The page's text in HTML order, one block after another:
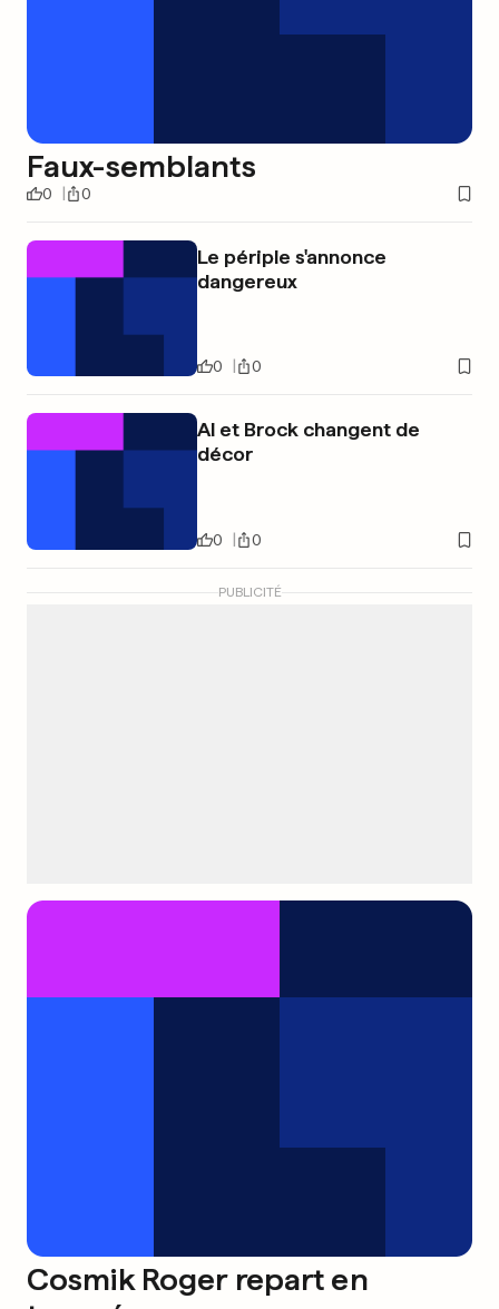
Faux-semblants
0 0
Le périple s'annonce
dangereux
0 0
Al et Brock changent de
décor
0 0
PUBLICITÉ
Cosmik Roger repart en